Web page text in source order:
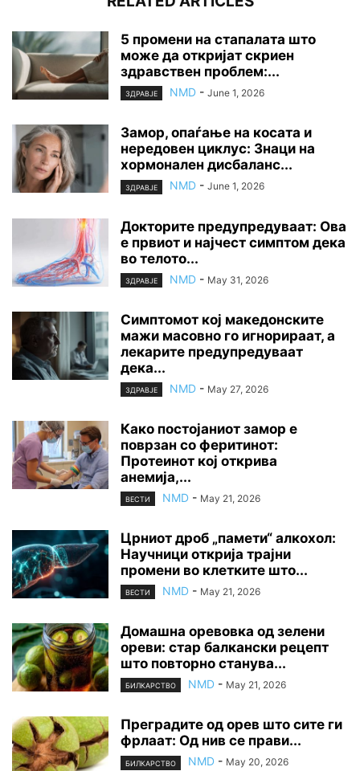
5 промени на стапалата што
може да откријат скриен
здравствен проблем:...
ЗДРАВЈЕ NMD - June 1, 2026
Замор, опаѓање на косата и
нередовен циклус: Знаци на
хормонален дисбаланс...
ЗДРАВЈЕ NMD - June 1, 2026
Докторите предупредуваат: Ова
е првиот и најчест симптом дека
во телото...
ЗДРАВЈЕ NMD - May 31, 2026
Симптомот кој македонските
мажи масовно го игнорираат, а
лекарите предупредуваат
дека...
ЗДРАВЈЕ NMD - May 27, 2026
Како постојаниот замор е
поврзан со феритинот:
Протеинот кој открива
анемија,...
ВЕСТИ NMD - May 21, 2026
Црниот дроб „памети“ алкохол:
Научници открија трајни
промени во клетките што...
ВЕСТИ NMD - May 21, 2026
Домашна оревовка од зелени
ореви: стар балкански рецепт
што повторно станува...
БИЛКАРСТВО NMD - May 21, 2026
Преградите од орев што сите ги
фрлаат: Од нив се прави...
БИЛКАРСТВО NMD - May 20, 2026